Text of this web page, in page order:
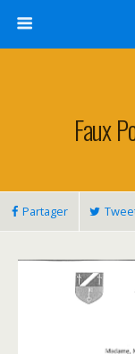
Faux
Partager